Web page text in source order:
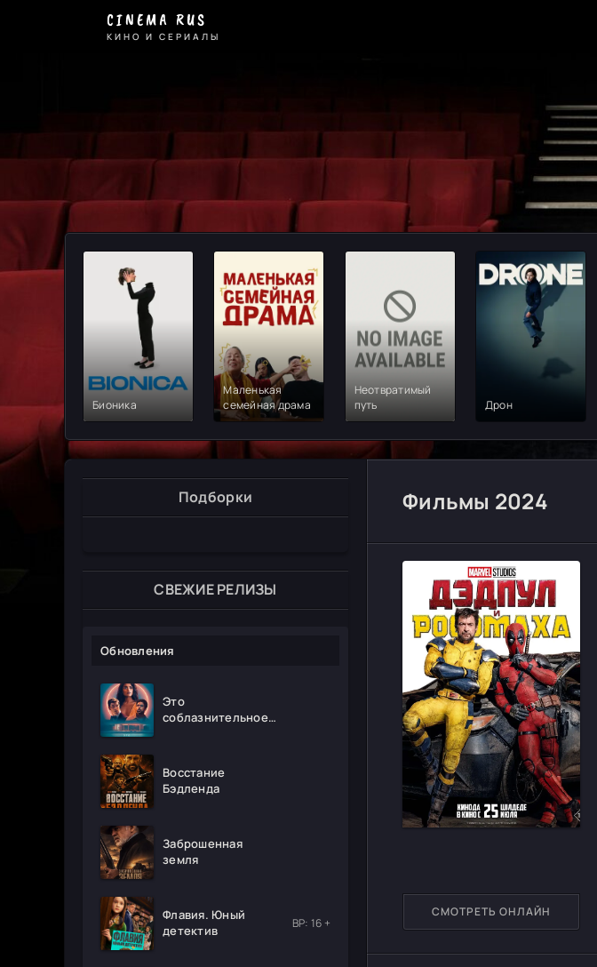
Cinema
CINEMA RUS
КИНО И СЕРИАЛЫ
Бионика
Маленькая
семейная драма
Неотвратимый
путь
Дрон
Подборки
СВЕЖИЕ РЕЛИЗЫ
Обновления
Это
соблазнительное
Восстание
Бэдленда
Заброшенная
земля
Флавия. Юный
детектив
ВР: 16 +
Фильмы 2024
СМОТРЕТЬ ОНЛАЙН